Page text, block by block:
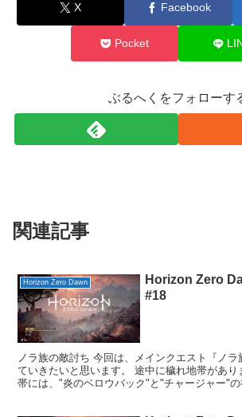
X Facebook
Pocket
ぶるへくをフォローす
関連記事
Horizon Zero Dawn
Horizon Zero
#18
ノラ族の敵討ち 今回は、メインクエスト『ノラ
ていきたいと思います。 途中に穢れ地帯があ
帯には、"炎のベロウバック"と"チャージャー"